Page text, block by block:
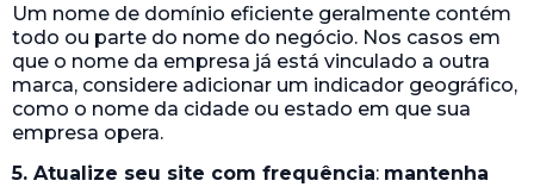
Um nome de domínio eficiente geralmente contém
todo ou parte do nome do negócio. Nos casos em
que o nome da empresa já está vinculado a outra
marca, considere adicionar um indicador geográfico,
como o nome da cidade ou estado em que sua
empresa opera.
5. Atualize seu site com frequência: mantenha